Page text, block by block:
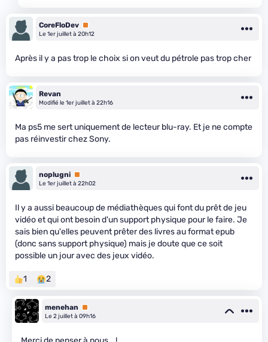
CoreFloDev Premium
Le 1er juillet à 20h12
Après il y a pas trop le choix si on veut du pétrole pas trop cher
Revan
Modifié le 1er juillet à 22h16
Ma ps5 me sert uniquement de lecteur blu-ray. Et je ne compte
pas réinvestir chez Sony.
noplugni Premium
Le 1er juillet à 22h02
Il y a aussi beaucoup de médiathèques qui font du prêt de jeu
vidéo et qui ont besoin d'un support physique pour le faire. Je
sais bien qu'elles peuvent prêter des livres au format epub
(donc sans support physique) mais je doute que ce soit
possible un jour avec des jeux vidéo.
1 2
menehan
Premium
Le 2 juillet à 09h16